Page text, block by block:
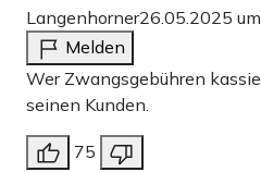
Langenhorner26.05.2025
Melden
Wer Zwangsgebühren
seinen Kunden.
75